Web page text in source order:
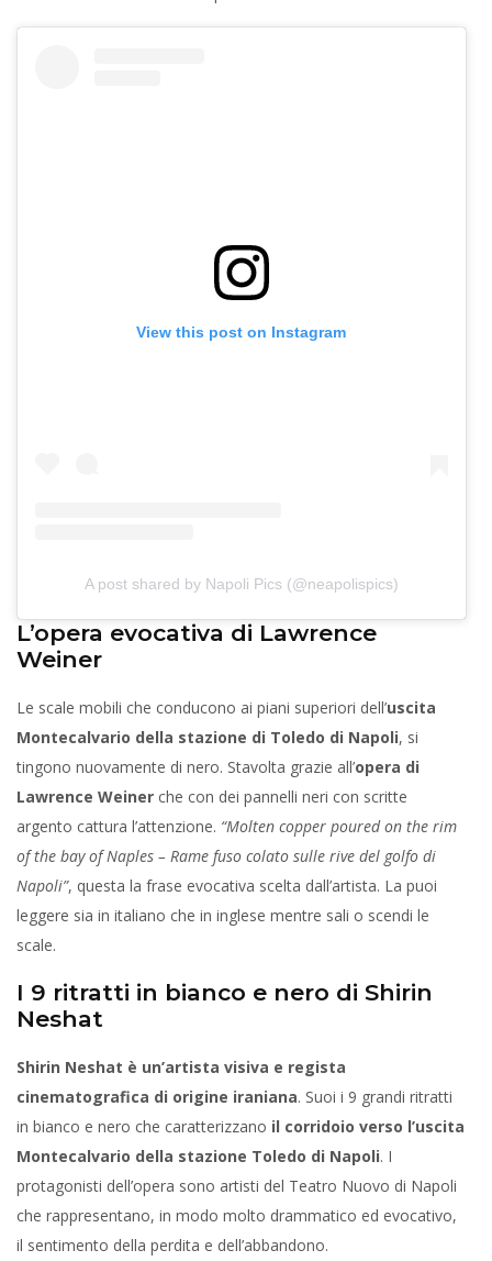
View this post on Instagram
A post shared by Napoli Pics (@neapolispics)
L’opera evocativa di Lawrence
Weiner
Le scale mobili che conducono ai piani superiori dell’uscita
Montecalvario della stazione di Toledo di Napoli, si
tingono nuovamente di nero. Stavolta grazie all’opera di
Lawrence Weiner che con dei pannelli neri con scritte
argento cattura l’attenzione. “Molten copper poured on the rim
of the bay of Naples – Rame fuso colato sulle rive del golfo di
Napoli”, questa la frase evocativa scelta dall’artista. La puoi
leggere sia in italiano che in inglese mentre sali o scendi le
scale.
I 9 ritratti in bianco e nero di Shirin
Neshat
Shirin Neshat è un’artista visiva e regista
cinematografica di origine iraniana. Suoi i 9 grandi ritratti
in bianco e nero che caratterizzano il corridoio verso l’uscita
Montecalvario della stazione Toledo di Napoli. I
protagonisti dell’opera sono artisti del Teatro Nuovo di Napoli
che rappresentano, in modo molto drammatico ed evocativo,
il sentimento della perdita e dell’abbandono.